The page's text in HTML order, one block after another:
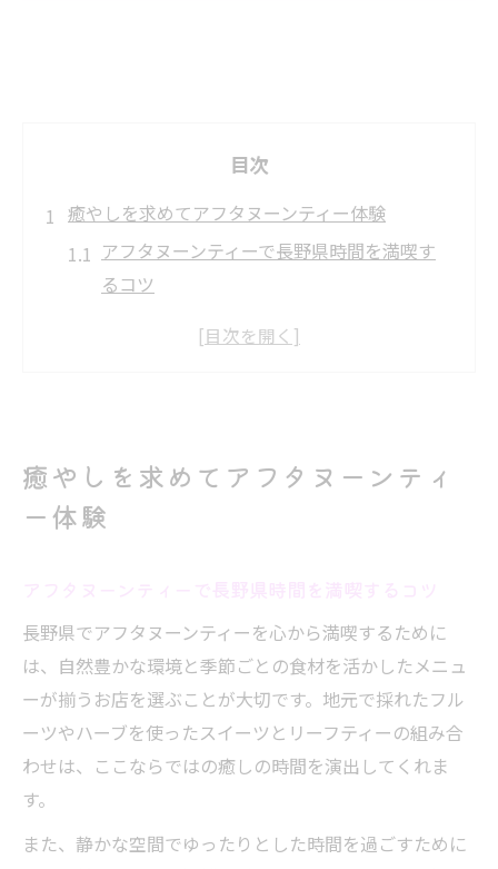
目次
癒やしを求めてアフタヌーンティー体験
アフタヌーンティーで長野県時間を満喫す
るコツ
人気のアフタヌーンティー体験が癒やしに
リーフティーとスイーツで心満たされる瞬
アフタヌーンティーの予約方法とおすすめ
アフタヌーンティーとリーフティーの深い関
係性
長野県の自然と調和するリーフティーの魅
力
アフタヌーンティーに合うリーフティーの選
癒やしを求めてアフタヌーンティ
ー体験
長野県でアフタヌーンティーを心から満喫するために
は、自然豊かな環境と季節ごとの食材を活かしたメニュ
ーが揃うお店を選ぶことが大切です。地元で採れたフル
ーツやハーブを使ったスイーツとリーフティーの組み合
わせは、ここならではの癒しの時間を演出してくれま
す。
また、静かな空間でゆったりとした時間を過ごすために